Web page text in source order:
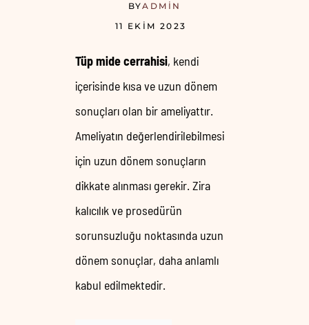
11 EKIM 2023
BYADMIN
Tüp mide cerrahisi, kendi
içerisinde kısa ve uzun dönem
sonuçları olan bir ameliyattır.
Ameliyatın değerlendirilebilmesi
için uzun dönem sonuçların
dikkate alınması gerekir. Zira
kalıcılık ve prosedürün
sorunsuzluğu noktasında uzun
dönem sonuçlar, daha anlamlı
kabul edilmektedir.